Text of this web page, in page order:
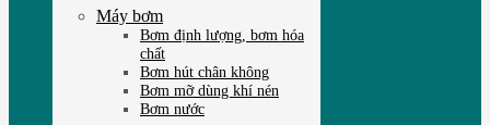
Máy bơm
Bơm định lượng, bơm hóa
chất
Bơm hút chân không
Bơm mỡ dùng khí nén
Bơm nước